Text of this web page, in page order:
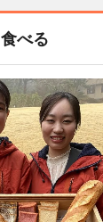
食べる